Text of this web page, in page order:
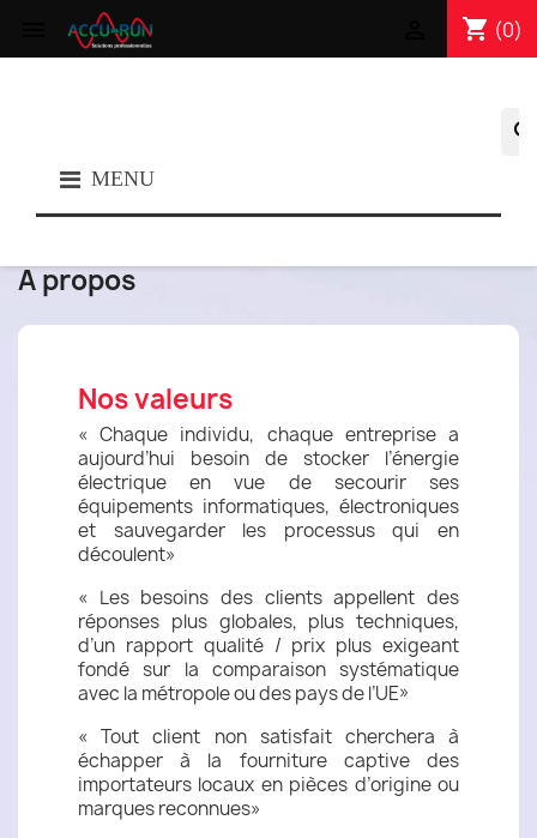
shopping_cart (0)
MENU
A propos
Nos valeurs
« Chaque individu, chaque entreprise a
aujourd’hui besoin de stocker l’énergie
électrique en vue de secourir ses
équipements informatiques, électroniques
et sauvegarder les processus qui en
découlent»
« Les besoins des clients appellent des
réponses plus globales, plus techniques,
d’un rapport qualité / prix plus exigeant
fondé sur la comparaison systématique
avec la métropole ou des pays de l’UE»
« Tout client non satisfait cherchera à
échapper à la fourniture captive des
importateurs locaux en pièces d’origine ou
marques reconnues»